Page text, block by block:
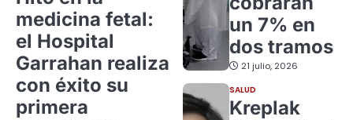
medicina fetal:
el Hospital
Garrahan realiza
con éxito su
primera
un 7% en
dos tramos
21 julio, 2026
SALUD
Kreplak